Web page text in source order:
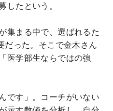
したという。
集まる中で、選ばれるた
だった。そこで金木さん
医学部生ならではの強
です」。コーチがいない